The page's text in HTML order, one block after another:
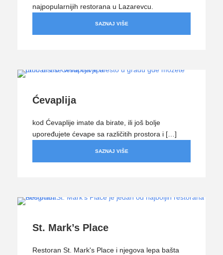
najpopularnijih restorana u Lazarevcu.
SAZNAJ VIŠE
Ćevaplija
kod Ćevaplije imate da birate, ili još bolje
upoređujete ćevape sa različitih prostora i […]
SAZNAJ VIŠE
St. Mark’s Place
Restoran St. Mark's Place i njegova lepa bašta